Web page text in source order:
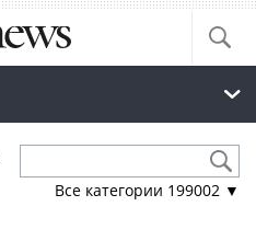
Все категории 199002 ▼